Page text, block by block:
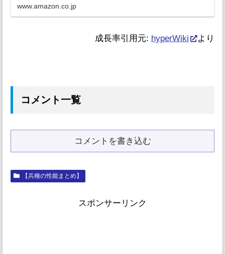
www.amazon.co.jp
成長率引用元: hyperWiki より
コメント一覧
コメントを書き込む
【兵種の性能まとめ】
スポンサーリンク